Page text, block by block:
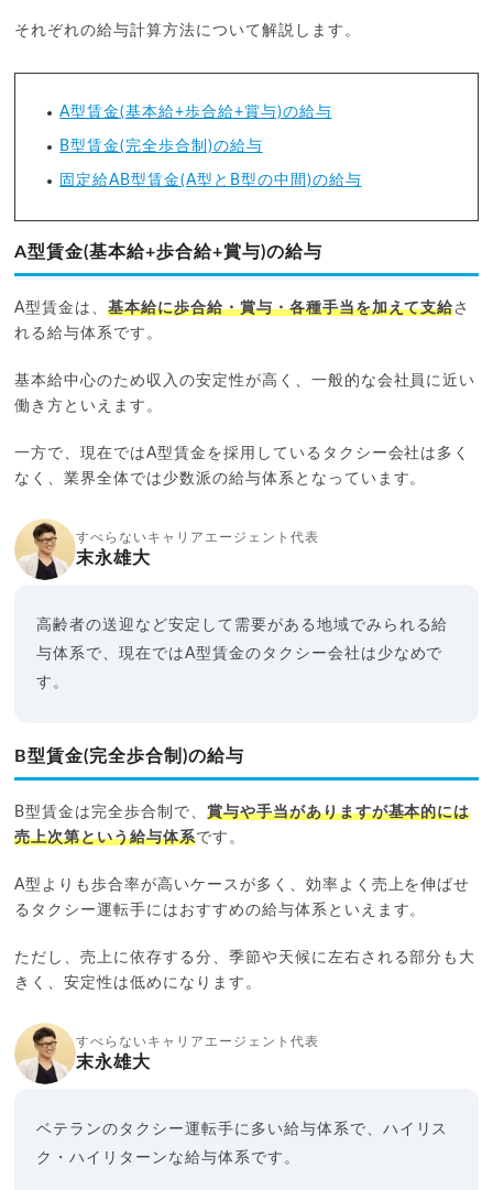
それぞれの給与計算方法について解説します。
A型賃金(基本給+歩合給+賞与)の給与
B型賃金(完全歩合制)の給与
固定給AB型賃金(A型とB型の中間)の給与
A型賃金(基本給+歩合給+賞与)の給与
A型賃金は、基本給に歩合給・賞与・各種手当を加えて支給さ
れる給与体系です。
基本給中心のため収入の安定性が高く、一般的な会社員に近い
働き方といえます。
一方で、現在ではA型賃金を採用しているタクシー会社は多く
なく、業界全体では少数派の給与体系となっています。
すべらないキャリアエージェント代表
末永雄大
高齢者の送迎など安定して需要がある地域でみられる給
与体系で、現在ではA型賃金のタクシー会社は少なめで
す。
B型賃金(完全歩合制)の給与
B型賃金は完全歩合制で、 賞与や手当がありますが基本的には
売上次第という給与体系です。
A型よりも歩合率が高いケースが多く、効率よく売上を伸ばせ
るタクシー運転手にはおすすめの給与体系といえます。
ただし、売上に依存する分、季節や天候に左右される部分も大
きく、安定性は低めになります。
すべらないキャリアエージェント代表
末永雄大
ベテランのタクシー運転手に多い給与体系で、ハイリス
ク・ハイリターンな給与体系です。